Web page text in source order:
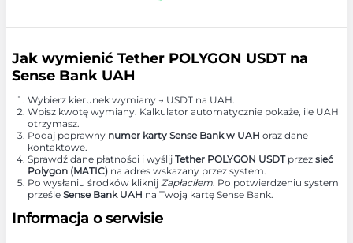
Jak wymienić Tether POLYGON USDT na
Sense Bank UAH
Wybierz kierunek wymiany → USDT na UAH.
Wpisz kwotę wymiany. Kalkulator automatycznie pokaże, ile UAH
otrzymasz.
Podaj poprawny numer karty Sense Bank w UAH oraz dane
kontaktowe.
Sprawdź dane płatności i wyślij Tether POLYGON USDTprzez sieć
Polygon (MATIC)na adres wskazany przez system.
Po wysłaniu środków kliknij Zapłaciłem. Po potwierdzeniu system
prześle Sense Bank UAH na Twoją kartę Sense Bank.
Informacja o serwisie